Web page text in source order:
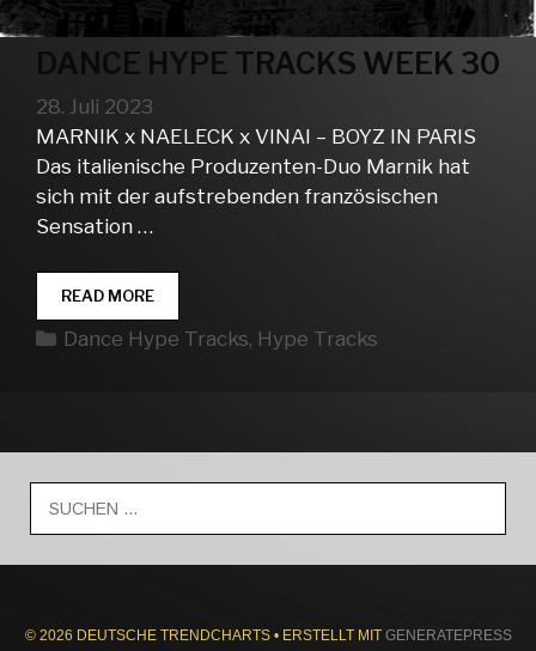
DANCE HYPE TRACKS WEEK 30
28. Juli 2023
MARNIK x NAELECK x VINAI – BOYZ IN PARIS
Das italienische Produzenten-Duo Marnik hat
sich mit der aufstrebenden französischen
Sensation …
READ MOREDANCE
HYPE
TRACKS
Kategorien
Dance Hype Tracks, Hype Tracks
nach:
© 2026 DEUTSCHE TRENDCHARTS• ERSTELLT MIT GENERATEPRESS